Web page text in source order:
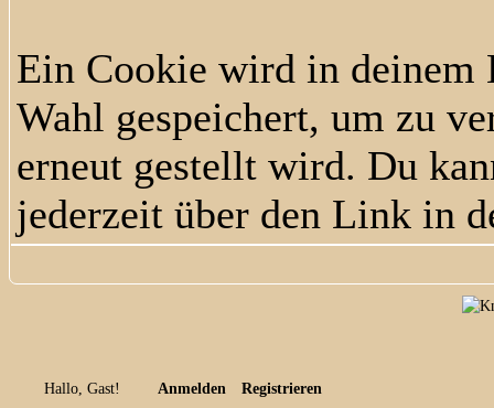
Ein Cookie wird in deinem
Wahl gespeichert, um zu
erneut gestellt wird. Du
jederzeit über den Link in
Hallo, Gast! Anmelden Registrieren